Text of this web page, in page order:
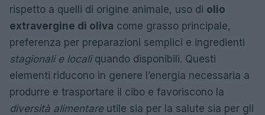
rispetto a quelli di origine animale, uso di olio
extravergine di oliva come grasso principale,
preferenza per preparazioni semplici e ingredienti
stagionali e localiquando disponibili. Questi
elementi riducono in genere l’energia necessaria a
produrre e trasportare il cibo e favoriscono la
diversità alimentareutile sia per la salute sia per gli